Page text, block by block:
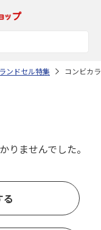
ランドセル特集 コンビカ
りませんでした。
る